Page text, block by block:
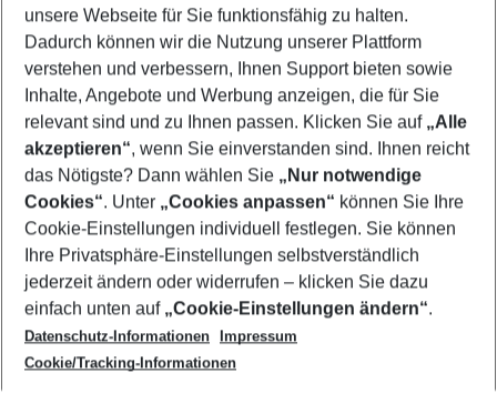
Mehr Filter anzeigen
Footer
Footer navigation
Über uns
AGB
Cookie-Einstellungen ändern
Cookie-Richtlinie
Datenschutz
Service & Hilfe
Barrierefreies Reisen
Check-in
Folgen Sie uns
unsere Webseite für Sie funktionsfähig zu halten.
Dadurch können wir die Nutzung unserer Plattform
verstehen und verbessern, Ihnen Support bieten sowie
Inhalte, Angebote und Werbung anzeigen, die für Sie
relevant sind und zu Ihnen passen. Klicken Sie auf „Alle
akzeptieren“, wenn Sie einverstanden sind. Ihnen reicht
das Nötigste? Dann wählen Sie „Nur notwendige
Cookies“. Unter „Cookies anpassen“ können Sie Ihre
Cookie-Einstellungen individuell festlegen. Sie können
Ihre Privatsphäre-Einstellungen selbstverständlich
jederzeit ändern oder widerrufen – klicken Sie dazu
einfach unten auf „Cookie-Einstellungen ändern“.
Datenschutz-Informationen
Impressum
Cookie/Tracking-Informationen